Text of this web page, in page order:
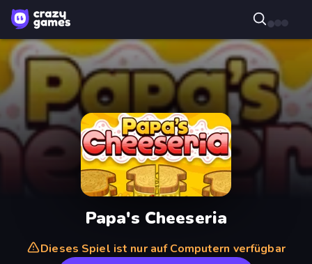
Papa's Cheeseria
Dieses Spiel ist nur auf Computern verfügbar